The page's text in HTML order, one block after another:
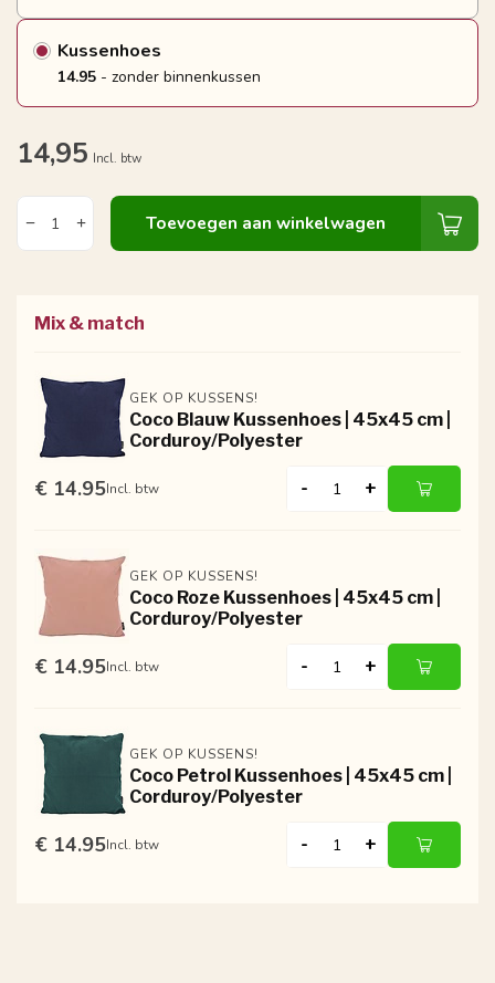
Kussenhoes
14.95 - zonder binnenkussen
14,95 Incl. btw
Toevoegen aan winkelwagen
Mix & match
GEK OP KUSSENS!
Coco Blauw Kussenhoes | 45x45 cm |
Corduroy/Polyester
€ 14.95Incl. btw - +
GEK OP KUSSENS!
Coco Roze Kussenhoes | 45x45 cm |
Corduroy/Polyester
€ 14.95Incl. btw - +
GEK OP KUSSENS!
Coco Petrol Kussenhoes | 45x45 cm |
Corduroy/Polyester
€ 14.95Incl. btw - +